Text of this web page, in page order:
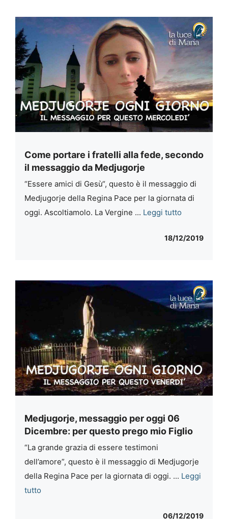
Come portare i fratelli alla fede, secondo
il messaggio da Medjugorje
“Essere amici di Gesù“, questo è il messaggio di
Medjugorje della Regina Pace per la giornata di
oggi. Ascoltiamolo. La Vergine ... Leggi tutto
18/12/2019
Medjugorje, messaggio per oggi 06
Dicembre: per questo prego mio Figlio
“La grande grazia di essere testimoni
dell’amore”, questo è il messaggio di Medjugorje
della Regina Pace per la giornata di oggi. ... Leggi
tutto
06/12/2019